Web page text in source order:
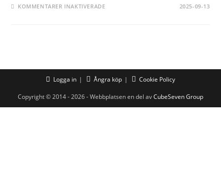
KOMMENTARER INAKTIVERADEFÖR 2025-09-13
Logga in Ångra köp Cookie Policy
Copyright © 2014 - 2026 - Webbplatsen en del avCubeSeven Group